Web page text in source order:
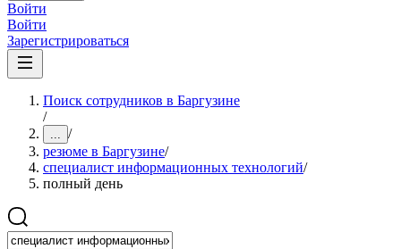
Войти
Войти
Зарегистрироваться
Поиск сотрудников в Баргузине
/
... /
резюме в Баргузине/
специалист информационных технологий/
полный день